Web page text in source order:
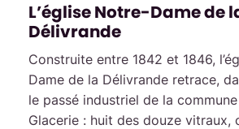
L’église Notre-Dame de
Délivrande
Construite entre 1842 et 1846,
Dame de la Délivrande retrace,
le passé industriel de la
Glacerie : huit des douze vitraux,